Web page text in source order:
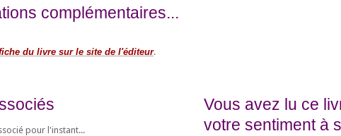
complémentaires...
du livre sur le site de l'éditeur.
pour l'instant...
Vous avez lu ce
votre sentiment à